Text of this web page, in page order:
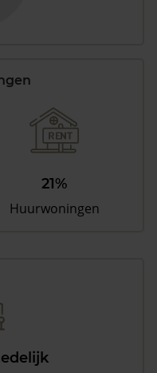
21%
Huurwoningen